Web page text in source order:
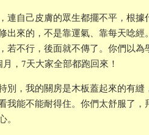
連自己皮膚的眾生都擺不平，根據
出來的，不是靠運氣、靠每天唸
不行，後面就不傳了。你們以為
，7天大家全部都跑回來！
，我的關房是木板蓋起來的有縫
我能不能耐得住。你們太舒服了